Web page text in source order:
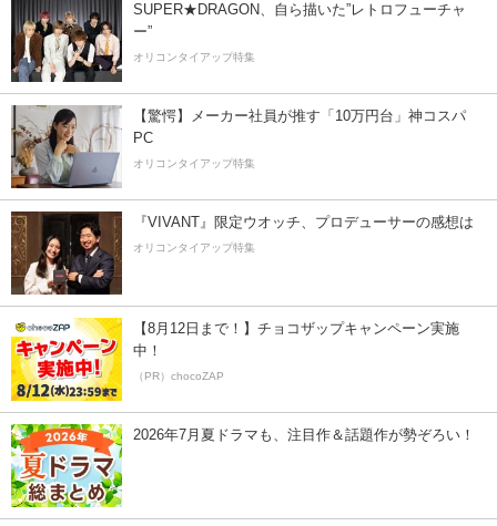
SUPER★DRAGON、自ら描いた”レトロフューチャ
ー”
オリコンタイアップ特集
【驚愕】メーカー社員が推す「10万円台」神コスパ
PC
オリコンタイアップ特集
『VIVANT』限定ウオッチ、プロデューサーの感想は
オリコンタイアップ特集
【8月12日まで！】チョコザップキャンペーン実施
中！
（PR）chocoZAP
2026年7月夏ドラマも、注目作＆話題作が勢ぞろい！